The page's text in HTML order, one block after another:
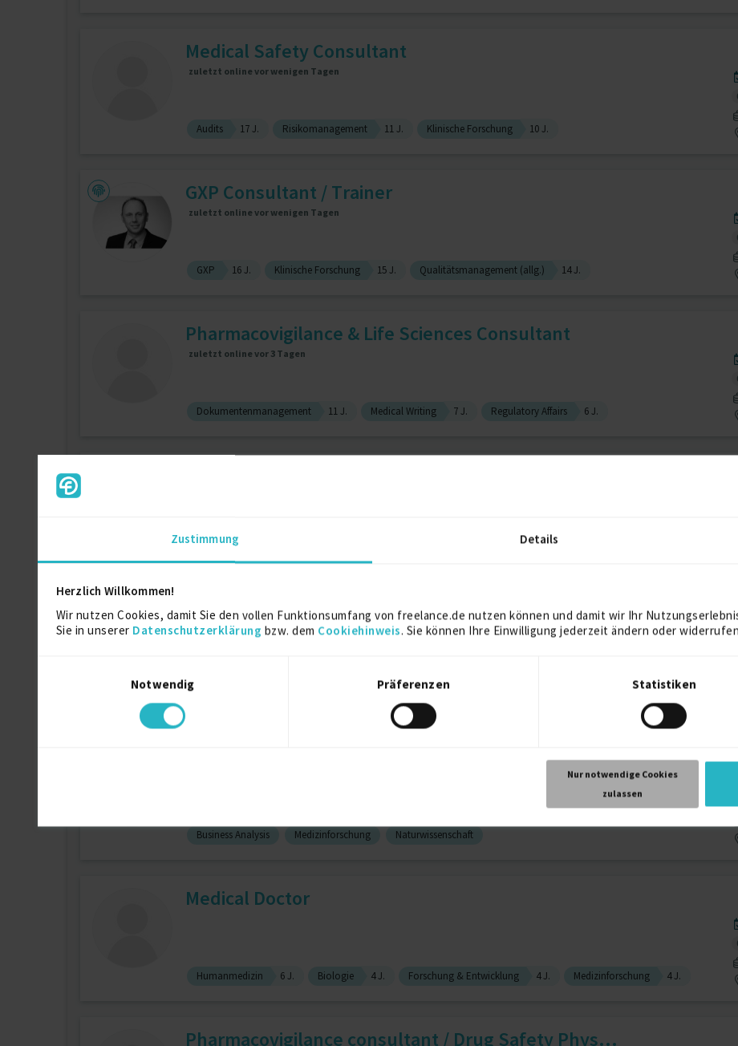
Zustimmung Details
Herzlich Willkommen!
Wir nutzen Cookies, damit Sie den vollen Funktionsumfang von freelance.de nutzen können und damit wir Ihr
Sie in unserer Datenschutzerklärung bzw. dem Cookiehinweis. Sie können Ihre Einwilligung jederzeit ändern oder
Notwendig
Präferenzen Statistiken
Nur notwendige Cookies
zulassen
Medical Safety Consultant
zuletzt online vor wenigen Tagen
Audits 17 J. Risikomanagement 11 J. Klinische Forschung 10 J.
GXP Consultant / Trainer
zuletzt online vor wenigen Tagen
GXP 16 J. Klinische Forschung 15 J. Qualitätsmanagement (allg.) 14 J.
Pharmacovigilance & Life Sciences Consultant
zuletzt online vor 3 Tagen
Dokumentenmanagement 11 J. Medical Writing 7 J. Regulatory Affairs 6 J.
Berater für Oracle basierte Systeme (Oracle-Erf...
zuletzt online vor 10 Tagen
PL/SQL 30 J. SQL
BSc Pharmakologie, PhD Immunologie, Regulatory ...
Business Analysis Medizinforschung Naturwissenschaft
Medical Doctor
Humanmedizin 6 J. Biologie 4 J. Forschung & Entwicklung 4 J. Medizinforschung 4 J.
Pharmacovigilance consultant / Drug Safety Phys...